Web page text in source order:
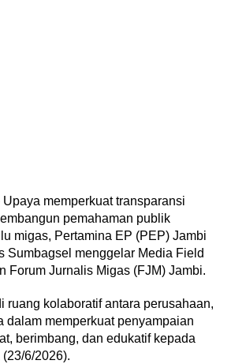
Upaya memperkuat transparansi
pemahaman publik
migas, Pertamina EP (PEP) Jambi
Sumbagsel menggelar Media Field
Forum Jurnalis Migas (FJM) Jambi.
ruang kolaboratif antara perusahaan,
dalam memperkuat penyampaian
berimbang, dan edukatif kepada
6/2026).